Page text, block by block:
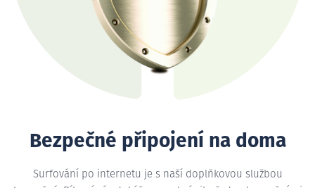
Bezpečné připojení na doma
Surfování po internetu je s naší doplňkovou službou